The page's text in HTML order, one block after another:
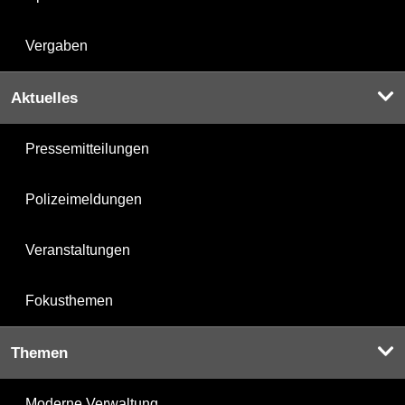
Vergaben
Aktuelles
Pressemitteilungen
Polizeimeldungen
Veranstaltungen
Fokusthemen
Themen